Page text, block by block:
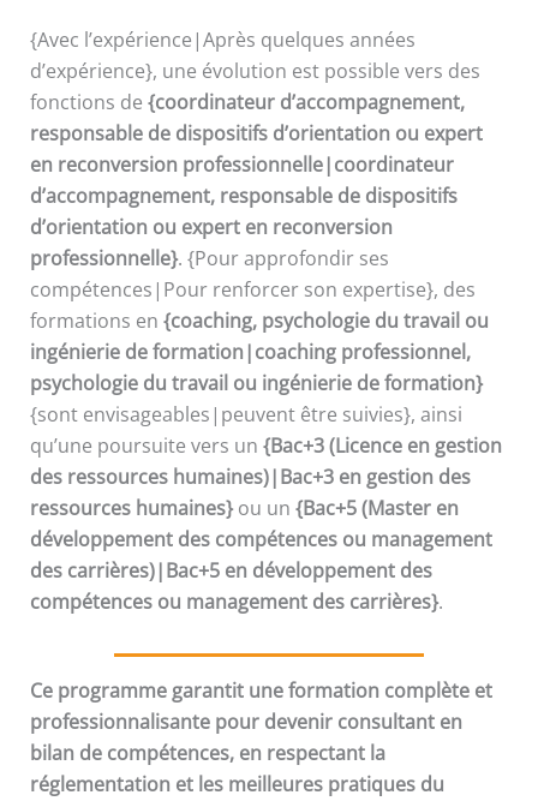
{Avec l’expérience|Après quelques années
d’expérience}, une évolution est possible vers des
fonctions de {coordinateur d’accompagnement,
responsable de dispositifs d’orientation ou expert
en reconversion professionnelle|coordinateur
d’accompagnement, responsable de dispositifs
d’orientation ou expert en reconversion
professionnelle}. {Pour approfondir ses
compétences|Pour renforcer son expertise}, des
formations en {coaching, psychologie du travail ou
ingénierie de formation|coaching professionnel,
psychologie du travail ou ingénierie de formation}
{sont envisageables|peuvent être suivies}, ainsi
qu’une poursuite vers un {Bac+3 (Licence en gestion
des ressources humaines)|Bac+3 en gestion des
ressources humaines}ou un {Bac+5 (Master en
développement des compétences ou management
des carrières)|Bac+5 en développement des
compétences ou management des carrières}.
Ce programme garantit une formation complète et
professionnalisante pour devenir consultant en
bilan de compétences, en respectant la
réglementation et les meilleures pratiques du